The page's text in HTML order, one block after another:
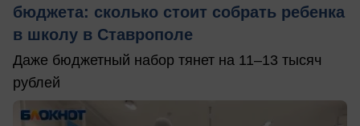
бюджета: сколько стоит собрать ребенка
в школу в Ставрополе
Даже бюджетный набор тянет на 11–13 тысяч
рублей